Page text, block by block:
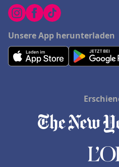
Unsere App herunterladen